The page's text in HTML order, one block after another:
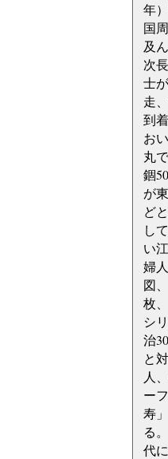
年
国
及
次
士
走
到
お
丸
錮
が
ど
し
い
婦
図
枚
シ
治
と
人
ー
寿
る
代